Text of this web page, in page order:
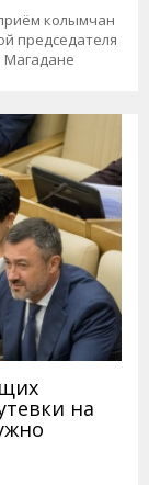
колымчан
председателя
Магадане
на